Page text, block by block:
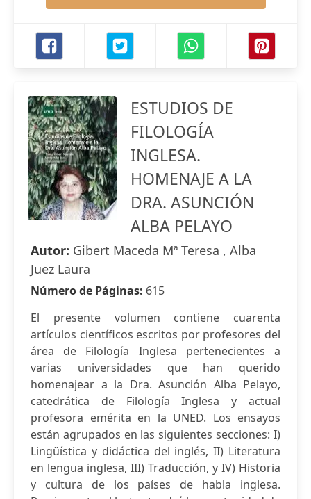
ESTUDIOS DE
FILOLOGÍA
INGLESA.
HOMENAJE A LA
DRA. ASUNCIÓN
ALBA PELAYO
Autor: Gibert Maceda Mª Teresa , Alba
Juez Laura
Número de Páginas: 615
El presente volumen contiene cuarenta
artículos científicos escritos por profesores del
área de Filología Inglesa pertenecientes a
varias universidades que han querido
homenajear a la Dra. Asunción Alba Pelayo,
catedrática de Filología Inglesa y actual
profesora emérita en la UNED. Los ensayos
están agrupados en las siguientes secciones: I)
Lingüística y didáctica del inglés, II) Literatura
en lengua inglesa, III) Traducción, y IV) Historia
y cultura de los países de habla inglesa.